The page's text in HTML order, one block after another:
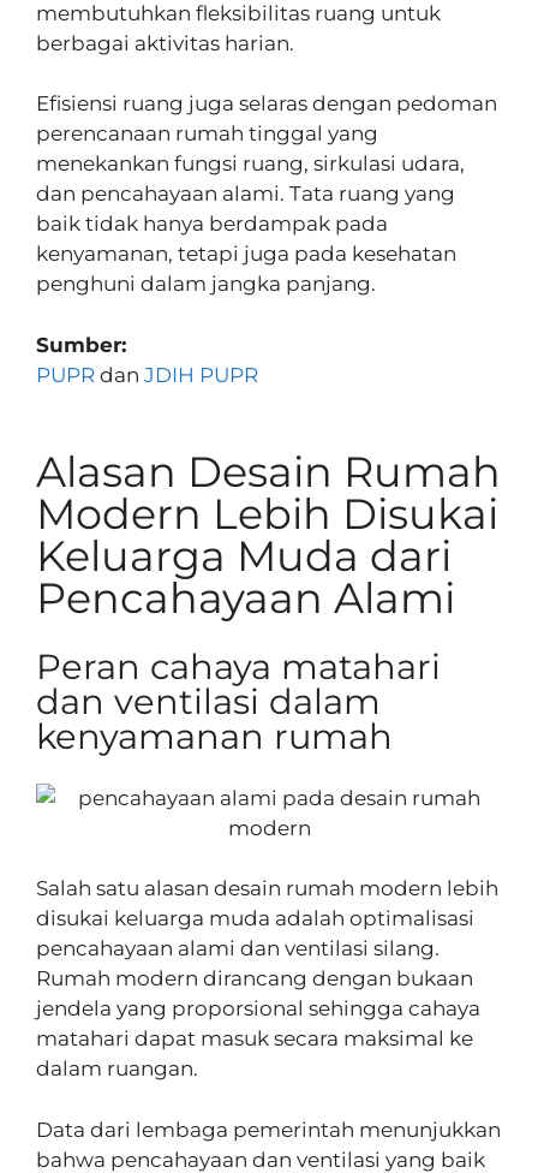
membutuhkan fleksibilitas ruang untuk
berbagai aktivitas harian.
Efisiensi ruang juga selaras dengan pedoman
perencanaan rumah tinggal yang
menekankan fungsi ruang, sirkulasi udara,
dan pencahayaan alami. Tata ruang yang
baik tidak hanya berdampak pada
kenyamanan, tetapi juga pada kesehatan
penghuni dalam jangka panjang.
Sumber:
PUPR dan JDIH PUPR
Alasan Desain Rumah
Modern Lebih Disukai
Keluarga Muda dari
Pencahayaan Alami
Peran cahaya matahari
dan ventilasi dalam
kenyamanan rumah
Salah satu alasan desain rumah modern lebih
disukai keluarga muda adalah optimalisasi
pencahayaan alami dan ventilasi silang.
Rumah modern dirancang dengan bukaan
jendela yang proporsional sehingga cahaya
matahari dapat masuk secara maksimal ke
dalam ruangan.
Data dari lembaga pemerintah menunjukkan
bahwa pencahayaan dan ventilasi yang baik